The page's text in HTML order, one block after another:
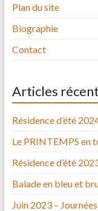
Plan du site
Biographie
Contact
Articles
Résidence d’été
Le PRINTEMPS en
Résidence d’été
Balade en bleu et
Juin 2023 –